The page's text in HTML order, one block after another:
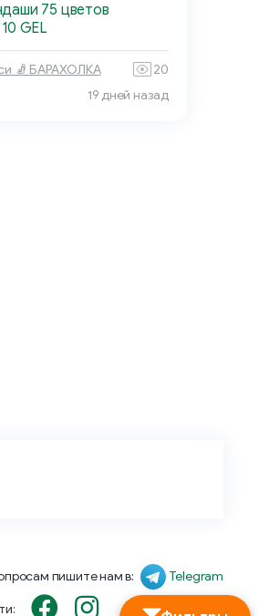
75 цветов
GEL
🧦 БАРАХОЛКА
20
19 дней назад
пишите нам в: Telegram